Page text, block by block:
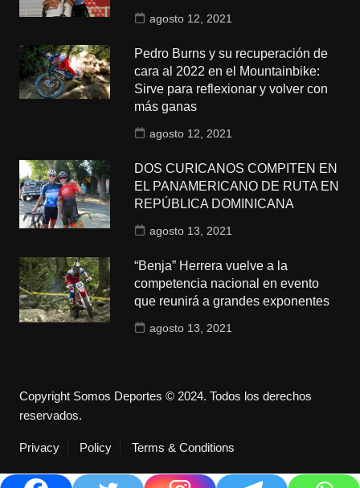
agosto 12, 2021
Pedro Burns y su recuperación de
cara al 2022 en el Mountainbike:
Sirve para reflexionar y volver con
más ganas
agosto 12, 2021
DOS CURICANOS COMPITEN EN
EL PANAMERICANO DE RUTA EN
REPÚBLICA DOMINICANA
agosto 13, 2021
“Benja” Herrera vuelve a la
competencia nacional en evento
que reunirá a grandes exponentes
agosto 13, 2021
Copyright Somos Deportes © 2024. Todos los derechos
reservados.
Privacy Policy Terms & Conditions